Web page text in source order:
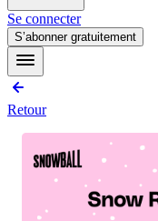
Se connecter
S’abonner gratuitement
Retour